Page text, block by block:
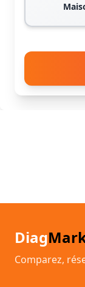
Diag
Comparez,